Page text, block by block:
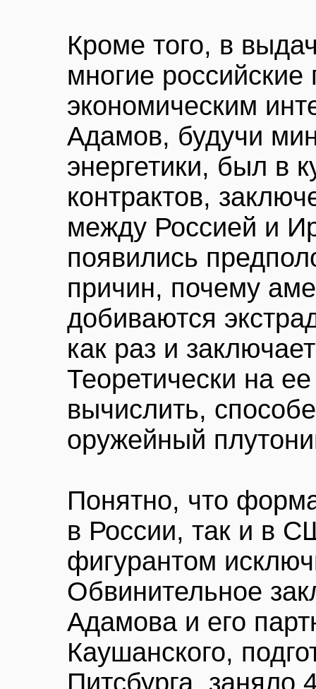
Кроме того, в
многие российские
экономическим
Адамов, будучи
энергетики, был в
контрактов,
между Россией и
появились
причин, почему
добиваются
как раз и
Теоретически на
вычислить,
оружейный
Понятно, что
в России, так и в
фигурантом
Обвинительное
Адамова и его
Каушанского,
Питсбурга, заняло